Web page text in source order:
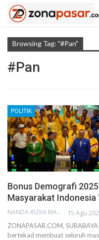
Browsing Tag: "#pan"
#pan
POLITIK
Bonus Demografi
Masyarakat Indonesia
NANDA RIZKA MAHENDRA 15 Agu
ZONAPASAR.COM,
bertekad membuat seluruh